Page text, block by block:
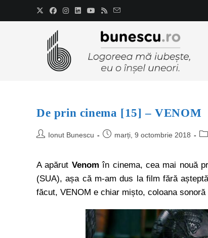
De prin cinema [15] – VENOM
Ionut Bunescu marți, 9 octombrie 2018
A apărut Venom în cinema, cea mai nouă
(SUA), așa că m-am dus la film fără
făcut, VENOM e chiar mișto, coloana